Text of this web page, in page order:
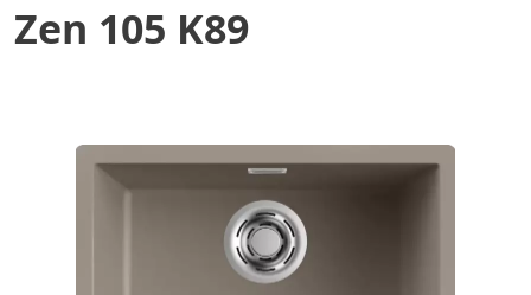
Zen 105 K89